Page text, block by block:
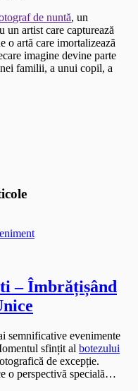
de nuntă, un
un artist care capturează
o artă care imortalizează
imagine devine parte
familii, a unui copil, a
– Îmbrățișând
semnificative evenimente
sfințit al botezului
de excepție.
o perspectivă specială…